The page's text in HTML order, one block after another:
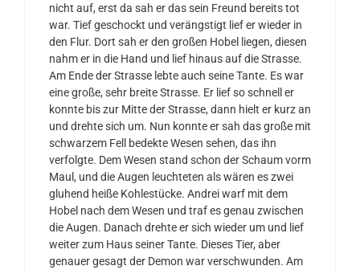
nicht auf, erst da sah er das sein Freund bereits tot
war. Tief geschockt und verängstigt lief er wieder in
den Flur. Dort sah er den großen Hobel liegen, diesen
nahm er in die Hand und lief hinaus auf die Strasse.
Am Ende der Strasse lebte auch seine Tante. Es war
eine große, sehr breite Strasse. Er lief so schnell er
konnte bis zur Mitte der Strasse, dann hielt er kurz an
und drehte sich um. Nun konnte er sah das große mit
schwarzem Fell bedekte Wesen sehen, das ihn
verfolgte. Dem Wesen stand schon der Schaum vorm
Maul, und die Augen leuchteten als wären es zwei
gluhend heiße Kohlestücke. Andrei warf mit dem
Hobel nach dem Wesen und traf es genau zwischen
die Augen. Danach drehte er sich wieder um und lief
weiter zum Haus seiner Tante. Dieses Tier, aber
genauer gesagt der Demon war verschwunden. Am